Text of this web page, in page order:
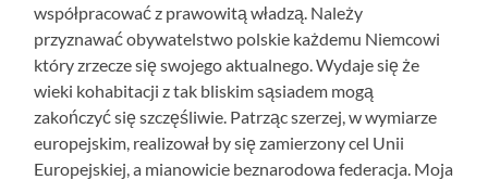
współpracować z prawowitą władzą. Należy
przyznawać obywatelstwo polskie każdemu Niemcowi
który zrzecze się swojego aktualnego. Wydaje się że
wieki kohabitacji z tak bliskim sąsiadem mogą
zakończyć się szczęśliwie. Patrząc szerzej, w wymiarze
europejskim, realizował by się zamierzony cel Unii
Europejskiej, a mianowicie beznarodowa federacja. Moja